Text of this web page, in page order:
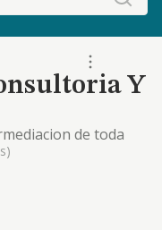
Y
de toda
urbanas,
sobre las mismas
su
no